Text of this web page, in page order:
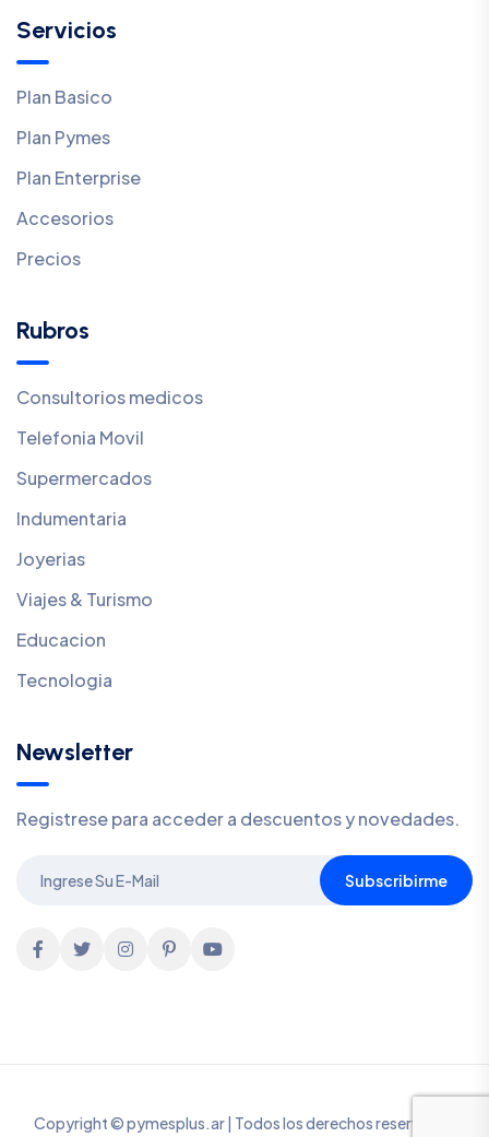
Servicios
Plan Basico
Plan Pymes
Plan Enterprise
Accesorios
Precios
Rubros
Consultorios medicos
Telefonia Movil
Supermercados
Indumentaria
Joyerias
Viajes & Turismo
Educacion
Tecnologia
Newsletter
Registrese para acceder a descuentos y novedades.
Subscribirme
Copyright © pymesplus.ar | Todos los derechos reservados